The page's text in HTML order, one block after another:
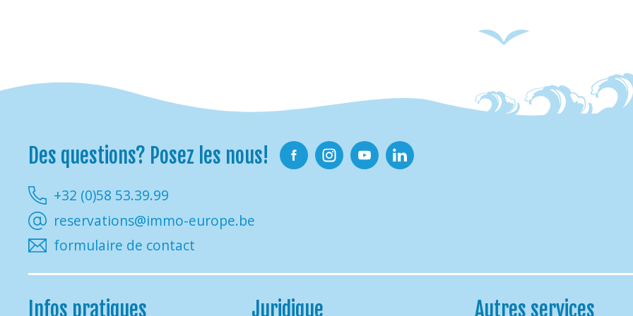
Des questions? Posez les nous!
+32 (0)58 53.39.99
reservations@immo-europe.be
formulaire de contact
Infos pratiques Juridique Autres services